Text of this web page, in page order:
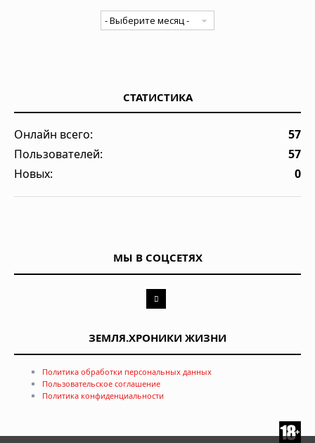
СТАТИСТИКА
Онлайн всего:
57
Пользователей:
57
Новых:
0
МЫ В СОЦСЕТЯХ
ЗЕМЛЯ.ХРОНИКИ ЖИЗНИ
Политика обработки персональных данных
Пользовательское соглашение
Политика конфиденциальности